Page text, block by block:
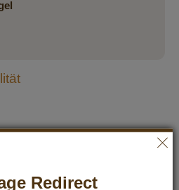
Redirect